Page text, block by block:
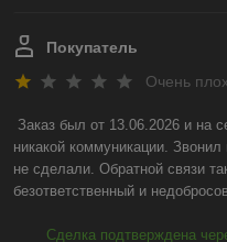
Покупатель
Очень
Заказ был от 13.06.2026 и на
никакой коммуникации.
не сделали. Обратной связи
безответственный и
Сделка подтверждена